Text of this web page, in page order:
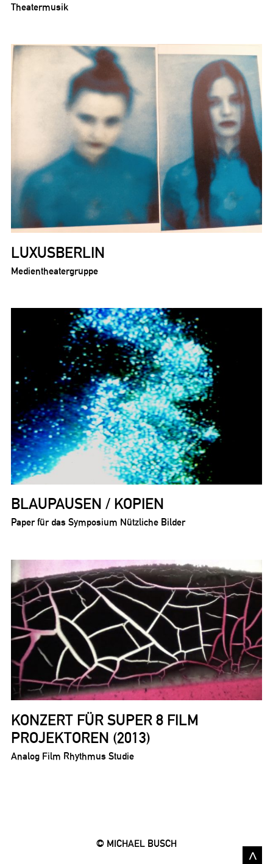
Theatermusik
LUXUSBERLIN
Medientheatergruppe
BLAUPAUSEN / KOPIEN
Paper für das Symposium Nützliche Bilder
KONZERT FÜR SUPER 8 FILM
PROJEKTOREN (2013)
Analog Film Rhythmus Studie
© MICHAEL BUSCH
>